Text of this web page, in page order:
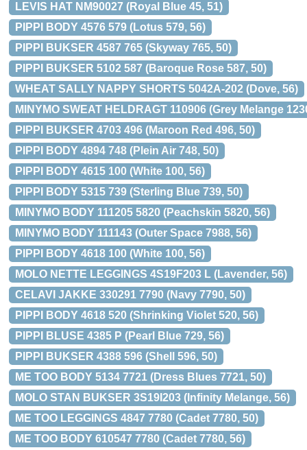
LEVIS HAT NM90027 (Royal Blue 45, 51)
PIPPI BODY 4576 579 (Lotus 579, 56)
PIPPI BUKSER 4587 765 (Skyway 765, 50)
PIPPI BUKSER 5102 587 (Baroque Rose 587, 50)
WHEAT SALLY NAPPY SHORTS 5042A-202 (Dove, 56)
MINYMO SWEAT HELDRAGT 110906 (Grey Melange
PIPPI BUKSER 4703 496 (Maroon Red 496, 50)
PIPPI BODY 4894 748 (Plein Air 748, 50)
PIPPI BODY 4615 100 (White 100, 56)
PIPPI BODY 5315 739 (Sterling Blue 739, 50)
MINYMO BODY 111205 5820 (Peachskin 5820, 56)
MINYMO BODY 111143 (Outer Space 7988, 56)
PIPPI BODY 4618 100 (White 100, 56)
MOLO NETTE LEGGINGS 4S19F203 L (Lavender, 56)
CELAVI JAKKE 330291 7790 (Navy 7790, 50)
PIPPI BODY 4618 520 (Shrinking Violet 520, 56)
PIPPI BLUSE 4385 P (Pearl Blue 729, 56)
PIPPI BUKSER 4388 596 (Shell 596, 50)
ME TOO BODY 5134 7721 (Dress Blues 7721, 50)
MOLO STAN BUKSER 3S19I203 (Infinity Melange, 56)
ME TOO LEGGINGS 4847 7780 (Cadet 7780, 50)
ME TOO BODY 610547 7780 (Cadet 7780, 56)